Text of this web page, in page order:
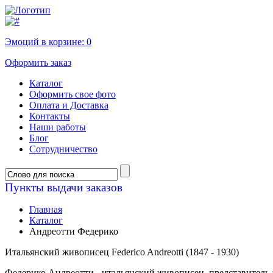
Эмоций в корзине: 0
Оформить заказ
Каталог
Оформить свое фото
Оплата и Доставка
Контакты
Наши работы
Блог
Сотрудничество
Пункты выдачи заказов
Главная
Каталог
Андреотти Федерико
Итальянский живописец Federico Andreotti (1847 - 1930)